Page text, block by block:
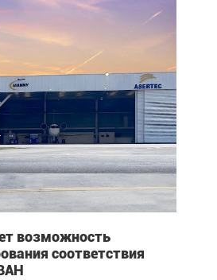
возможность
соответствия